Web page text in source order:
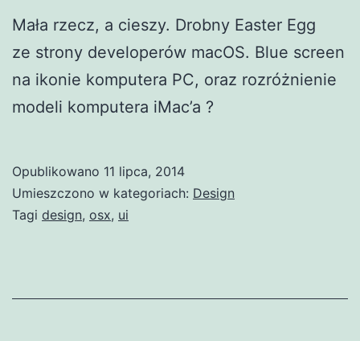
Mała rzecz, a cieszy. Drobny Easter Egg
ze strony developerów macOS. Blue screen
na ikonie komputera PC, oraz rozróżnienie
modeli komputera iMac’a ?
Opublikowano 11 lipca, 2014
Umieszczono w kategoriach: Design
Tagi design, osx, ui